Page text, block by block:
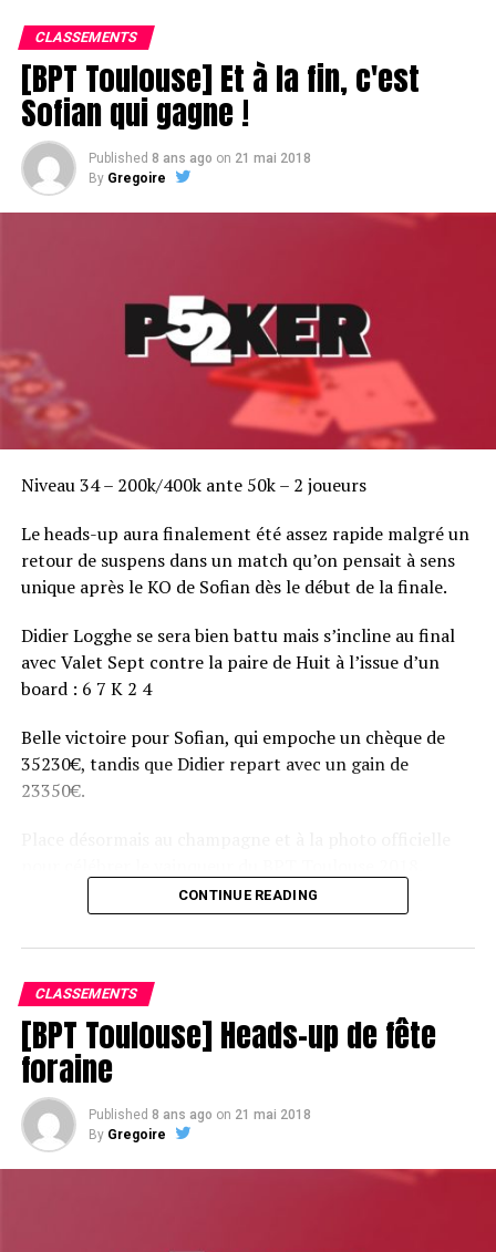
CLASSEMENTS
[BPT Toulouse] Et à la fin, c'est
Sofian qui gagne !
Published 8 ans ago on 21 mai 2018
By Gregoire
Niveau 34 – 200k/400k ante 50k – 2 joueurs
Le heads-up aura finalement été assez rapide malgré un
retour de suspens dans un match qu’on pensait à sens
unique après le KO de Sofian dès le début de la finale.
Didier Logghe se sera bien battu mais s’incline au final
avec Valet Sept contre la paire de Huit à l’issue d’un
board : 6 7 K 2 4
Belle victoire pour Sofian, qui empoche un chèque de
35230€, tandis que Didier repart avec un gain de
23350€.
CONTINUE READING
CLASSEMENTS
[BPT Toulouse] Heads-up de fête
foraine
Published 8 ans ago on 21 mai 2018
By Gregoire